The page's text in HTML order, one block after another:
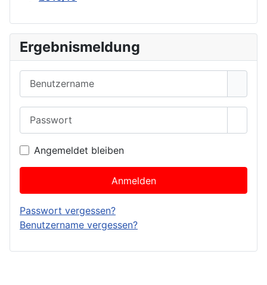
Ergebnismeldung
Angemeldet bleiben
Anmelden
Passwort vergessen?
Benutzername vergessen?